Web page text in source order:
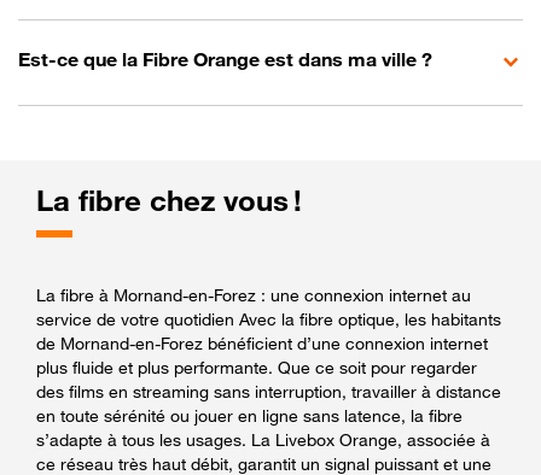
Est-ce que la Fibre Orange est dans ma ville ?
La fibre chez vous !
La fibre à Mornand-en-Forez : une connexion internet au
service de votre quotidien Avec la fibre optique, les habitants
de Mornand-en-Forez bénéficient d’une connexion internet
plus fluide et plus performante. Que ce soit pour regarder
des films en streaming sans interruption, travailler à distance
en toute sérénité ou jouer en ligne sans latence, la fibre
s’adapte à tous les usages. La Livebox Orange, associée à
ce réseau très haut débit, garantit un signal puissant et une